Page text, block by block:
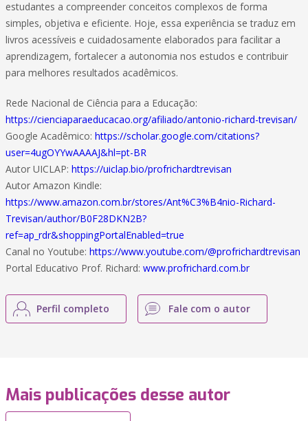
estudantes a compreender conceitos complexos de forma
simples, objetiva e eficiente. Hoje, essa experiência se traduz em
livros acessíveis e cuidadosamente elaborados para facilitar a
aprendizagem, fortalecer a autonomia nos estudos e contribuir
para melhores resultados acadêmicos.
Rede Nacional de Ciência para a Educação:
https://cienciaparaeducacao.org/afiliado/antonio-richard-trevisan/
Google Acadêmico: https://scholar.google.com/citations?
user=4ugOYYwAAAAJ&hl=pt-BR
Autor UICLAP: https://uiclap.bio/profrichardtrevisan
Autor Amazon Kindle:
https://www.amazon.com.br/stores/Ant%C3%B4nio-Richard-
Trevisan/author/B0F28DKN2B?
ref=ap_rdr&shoppingPortalEnabled=true
Canal no Youtube: https://www.youtube.com/@profrichardtrevisan
Portal Educativo Prof. Richard: www.profrichard.com.br
Perfil completo Fale com o autor
Mais publicações desse autor